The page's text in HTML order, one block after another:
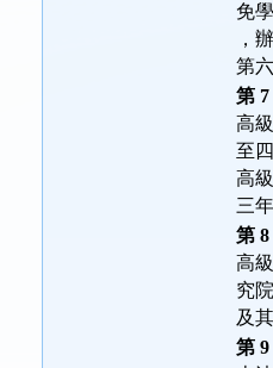
免
，
第
第
高
至
高
三
第
高
究
及
第